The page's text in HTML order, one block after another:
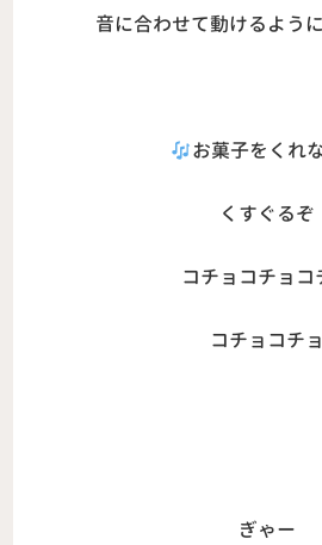
音に合わせて動けるよう
お菓子をくれ
くすぐるぞ
コチョコチョコ
コチョコチョ
ぎゃー